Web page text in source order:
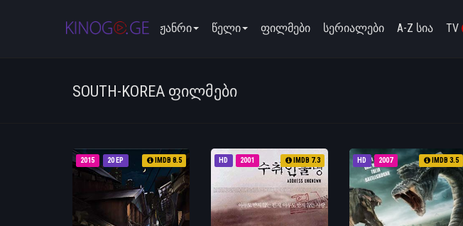
ჟანრი წელი ფილმები სერიალები A-Z სია TV
SOUTH-KOREA ᲤᲘᲚᲛᲔᲑᲘ
20 EP
2015 IMDB 8.5 HD 2001 IMDB 7.3 HD 2007 IMDB 3.5